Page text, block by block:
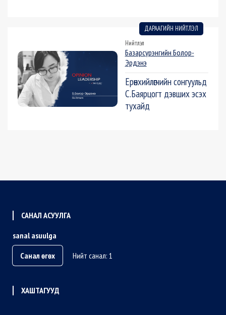
ДАРААГИЙН НИЙТЛЭЛ
Нийтлэл
Базарсүрэнгийн Болор-
Эрдэнэ
Ерөнхийлөгчийн сонгуульд
С.Баярцогт дэвших эсэх
тухайд
САНАЛ АСУУЛГА
sanal asuulga
Санал өгөх
Нийт санал: 1
ХАШТАГУУД